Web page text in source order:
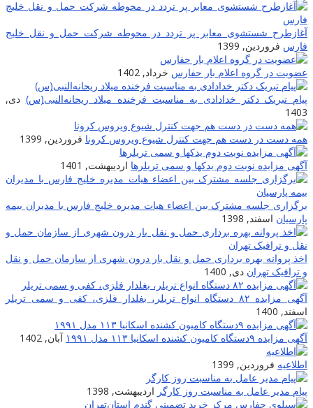
آغازطرح شستشوی معابر پر تردد در محوطه شرکت حمل و نقل خلیج
فارس فروردین, 1399
عضویت در گروه اعلام بار حفارس خرداد, 1402
پیام تبریک دکتر خدادادی به مناسبت فرخنده میلاد ریحانه‌النبی(س) دی,
1403
همه دست در دست هم جهت کنترل شیوع ویروس کرونا فروردین, 1399
آگهی مزایده نوبت دوم یدکها و سمی تریلرها اردیبهشت, 1401
برگزاری جلسه مشترک بین اعضاء هیات مدیره خلیج فارس با مدیران بیمه
پارسیان اسفند, 1398
اخذ پروانه بهره برداری حمل و نقل بار درون شهری از سازمان حمل و نقل
و ترافیک تهران دی, 1400
آگهی مزایده ۸۲ دستگاه انواع تریلر، بغلدار فلزی، کفی و سمی تریلر
اسفند, 1400
آگهی مزایده ۹دستگاه کامیون کشنده اسکانیا ۱۱۳ مدل ۱۹۹۱
آبان, 1402
اطلاعیه فروردین, 1399
پیام مدیر عامل به مناسبت روز کارگر اردیبهشت, 1398